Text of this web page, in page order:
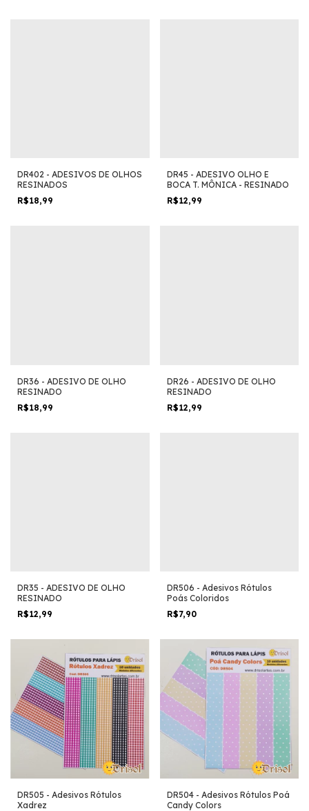
DR402 - ADESIVOS DE OLHOS
RESINADOS
R$18,99
DR45 - ADESIVO OLHO E
BOCA T. MÔNICA - RESINADO
R$12,99
DR36 - ADESIVO DE OLHO
RESINADO
R$18,99
DR26 - ADESIVO DE OLHO
RESINADO
R$12,99
DR35 - ADESIVO DE OLHO
RESINADO
R$12,99
DR506 - Adesivos Rótulos
Poás Coloridos
R$7,90
DR505 - Adesivos Rótulos
Xadrez
DR504 - Adesivos Rótulos Poá
Candy Colors